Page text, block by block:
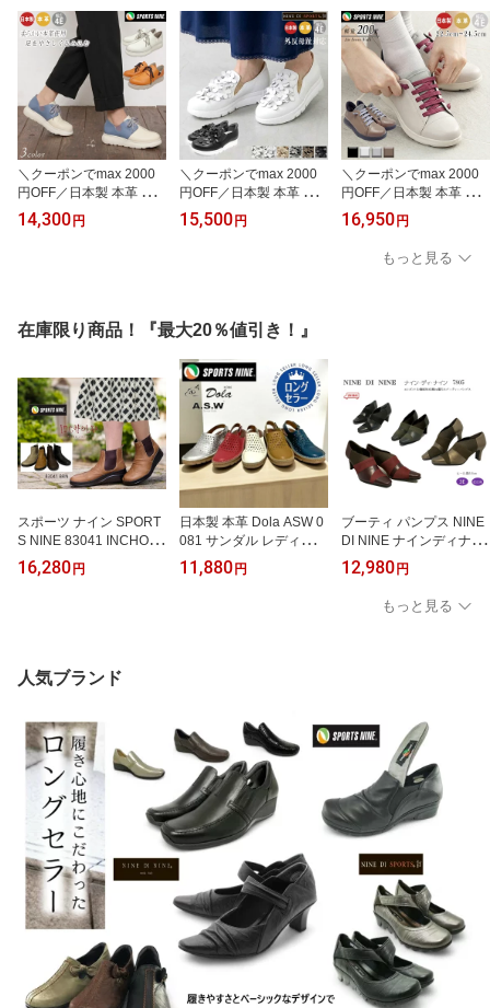
すい 疲れにくい 軽量 フ
ラットシューズ ぺたんこ
カジュアル To be continu
ed 70001
クエアトゥ モカシン 美
脚効果 歩きやすい 疲れ
にくい ヴィタノーヴァVI
TANOVA 6975
勤 結婚式 二次会 パーテ
ィー 黒 白 靴 走れる フォ
ーマル 卒業式 入学式 81
85
＼クーポンでmax 2000
円OFF／日本製 本革 ス
ニーカー レディーススポ
ーツナイン ローカット
歩きやすい 介護用 立ち
仕事 疲れない 履きやす
3
14,300円
＼クーポンでmax 2000
円OFF／日本製 本革 ス
リッポン スニーカー レ
ディースローカット フラ
やすい 介護用 立ち仕事
疲れない 履きやすい 軽
い プレゼント シルバー 5
7303
15,500円
＼クーポンでmax 2000
円OFF／日本製 本革 手
を使わずに履ける レディ
ース 立ったまま履ける靴
介護用 介護シューズ ス
リッポン スニーカー ゴ
2400
16,950円
もっと見る
在庫限り商品！『最大20％値引き！』
スポーツ ナイン SPORT
S NINE 83041 INCHOLJ
E インコルジェ カジュア
ルブーツ サイドゴア サ
16,280円
日本製 本革 Dola ASW 0
081 サンダル レディース
カジュアルサンダル レデ
ィースパンチングサンダ
11,880円
ブーティ パンプス NINE
DI NINE ナインディナイ
ン 7805 3E 日本製 天然
皮革 ヒール高6.5cm 消音
防滑 異素材の組み合わせ
コンビ 美脚効果 誕生
12,980円
もっと見る
人気ブランド